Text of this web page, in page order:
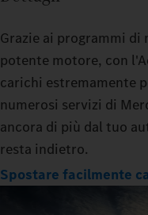
Grazie ai programmi
potente motore, con
carichi estremamente
numerosi servizi di
ancora di più dal tuo
resta indietro.
Spostare facilmente